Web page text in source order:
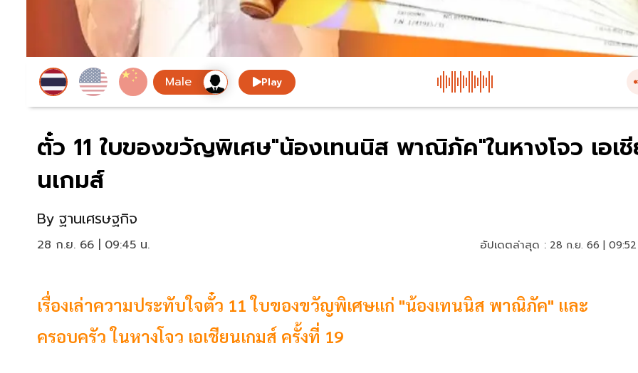
Play
ตั๋ว 11 ใบของขวัญพิเศษ"น้องเทนนิส พาณิภัค"ในหางโจว เอเ
นเกมส์
By ฐานเศรษฐกิจ
28 ก.ย. 66 | 09:45 น. อัปเดตล่าสุด : 28 ก.ย. 66 |
เรื่องเล่าความประทับใจตั๋ว 11 ใบของขวัญพิเศษแก่ "น้องเทนนิส พาณิภัค" และ
ครอบครัว ในหางโจว เอเชียนเกมส์ ครั้งที่ 19